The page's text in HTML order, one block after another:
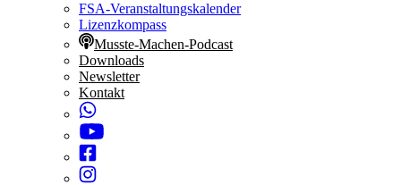
FSA-Veranstaltungskalender
Lizenzkompass
Musste-Machen-Podcast
Downloads
Newsletter
Kontakt